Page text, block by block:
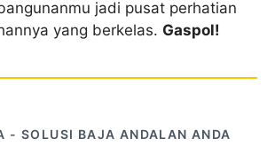
jadi pusat perhatian
yang berkelas. Gaspol!
- SOLUSI BAJA ANDALAN ANDA